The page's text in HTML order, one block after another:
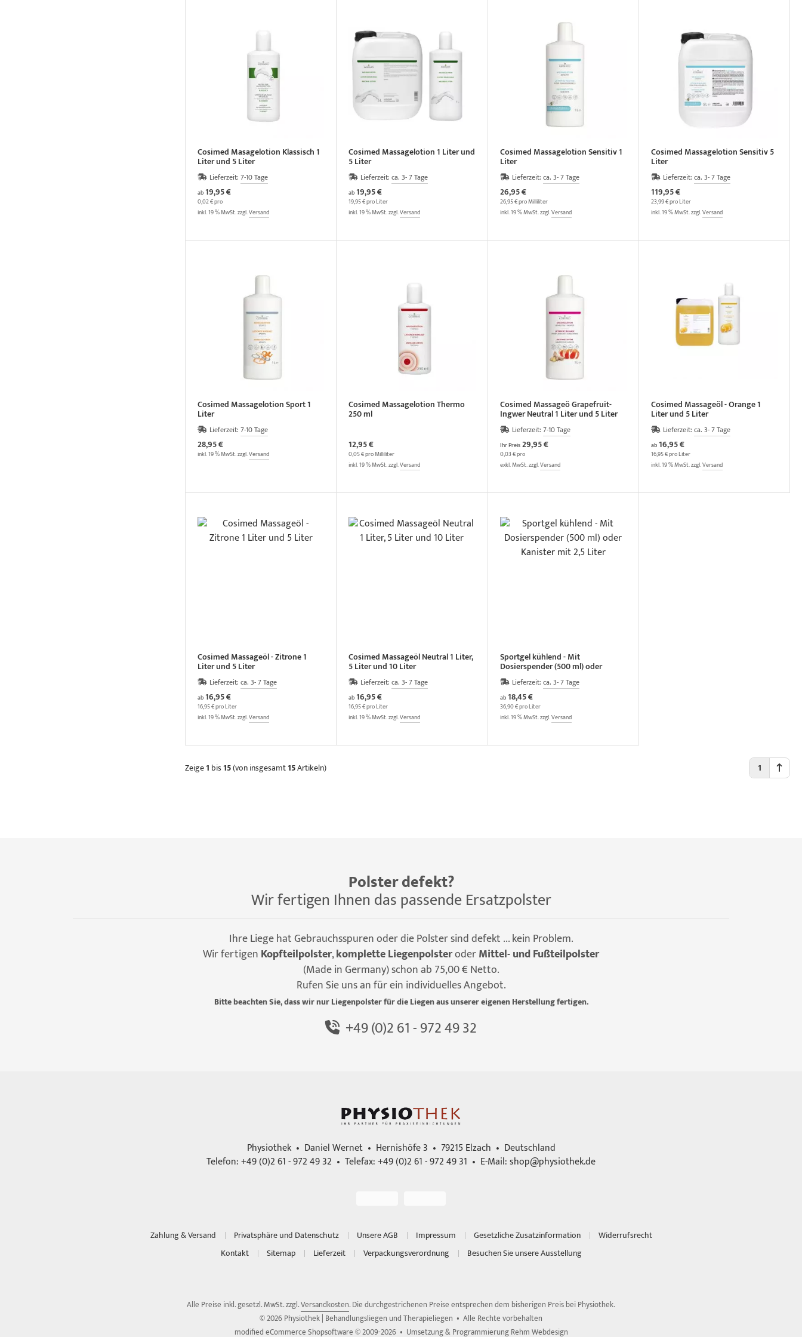
Cosimed Masagelotion Klassisch 1
Liter und 5 Liter
Lieferzeit: 7-10 Tage
ab19,95 €
0,02 € pro
inkl. 19 % MwSt. zzgl.Versand
Cosimed Massagelotion 1 Liter und
5 Liter
Lieferzeit:ca. 3- 7 Tage
ab 19,95 €
19,95 € pro Liter
inkl. 19 % MwSt. zzgl.Versand
Cosimed Massagelotion Sensitiv 1
Liter
Lieferzeit: ca. 3- 7 Tage
26,95 €
26,95 € pro Milliliter
inkl. 19 % MwSt. zzgl.Versand
Cosimed Massagelotion Sensitiv 5
Liter
Lieferzeit: ca. 3- 7 Tage
119,95 €
23,99 € pro Liter
inkl. 19 % MwSt. zzgl.Versand
Cosimed Massagelotion Sport 1
Liter
Lieferzeit: 7-10 Tage
28,95 €
inkl. 19 % MwSt. zzgl.Versand
Cosimed Massagelotion Thermo
250 ml
12,95 €
0,05 € pro Milliliter
inkl. 19 % MwSt. zzgl.Versand
Cosimed Massageö Grapefruit-
Ingwer Neutral 1 Liter und 5 Liter
Lieferzeit: 7-10 Tage
Ihr Preis29,95 €
0,03 € pro
exkl. MwSt. zzgl.Versand
Cosimed Massageöl - Orange 1
Liter und 5 Liter
Lieferzeit: ca. 3- 7 Tage
ab16,95 €
16,95 € pro Liter
inkl. 19 % MwSt. zzgl.Versand
Cosimed Massageöl - Zitrone 1
Liter und 5 Liter
Lieferzeit: ca. 3- 7 Tage
ab16,95 €
16,95 € pro Liter
inkl. 19 % MwSt. zzgl.Versand
Cosimed Massageöl Neutral 1 Liter,
5 Liter und 10 Liter
Lieferzeit:ca. 3- 7 Tage
ab 16,95 €
16,95 € pro Liter
inkl. 19 % MwSt. zzgl.Versand
Sportgel kühlend - Mit
Dosierspender (500 ml) oder
Kanister mit 2,5 Liter
Lieferzeit: ca. 3- 7 Tage
ab18,45 €
36,90 € pro Liter
inkl. 19 % MwSt. zzgl.Versand
Zeige1 bis15(von insgesamt15Artikeln) 1
Polster defekt?
Wir fertigen Ihnen das passende Ersatzpolster
Ihre Liege hat Gebrauchsspuren oder die Polster sind defekt ... kein Problem.
Wir fertigen Kopfteilpolster,komplette LiegenpolsteroderMittel- und Fußteilpolster
(Made in Germany) schon ab 75,00 € Netto.
Rufen Sie uns an für ein individuelles Angebot.
Bitte beachten Sie, dass wir nur Liegenpolster für die Liegen aus unserer eigenen Herstellung fertigen.
+49 (0)2 61 - 972 49 32
Physiothek • Daniel Wernet • Hernishöfe 3 • 79215 Elzach • Deutschland
Telefon: +49 (0)2 61 - 972 49 32 • Telefax: +49 (0)2 61 - 972 49 31 • E-Mail:shop@physiothek.de
Zahlung & Versand Privatsphäre und Datenschutz Unsere AGB Impressum Gesetzliche Zusatzinformation
Widerrufsrecht
Kontakt
Sitemap Lieferzeit Verpackungsverordnung Besuchen Sie unsere Ausstellung
Alle Preise inkl. gesetzl. MwSt. zzgl.Versandkosten. Die durchgestrichenen Preise entsprechen dem bisherigen Preis bei Physiothek.
© 2026 Physiothek | Behandlungsliegen und Therapieliegen • Alle Rechte vorbehalten
modified eCommerce Shopsoftware © 2009-2026 • Umsetzung & Programmierung Rehm Webdesign